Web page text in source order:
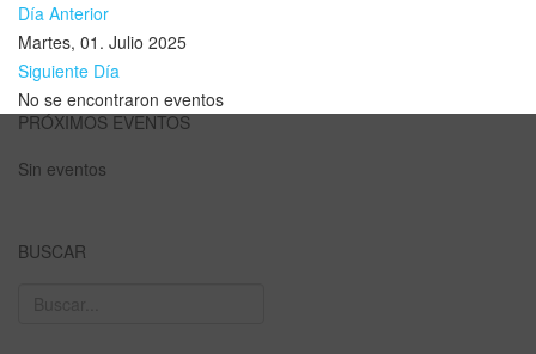
Día Anterior
Martes, 01. Julio 2025
Siguiente Día
No se encontraron eventos
PRÓXIMOS EVENTOS
Sin eventos
BUSCAR